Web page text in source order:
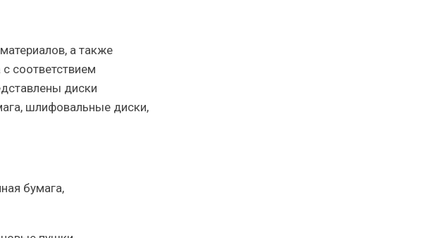
а также
соответствием
диски
шлифовальные диски,
бумага,